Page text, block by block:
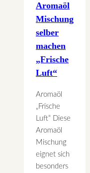
Aromaöl
Mischung
selber
machen
„Frische
Luft“
Aromaöl
„Frische
Luft“ Diese
Aromaöl
Mischung
eignet sich
besonders